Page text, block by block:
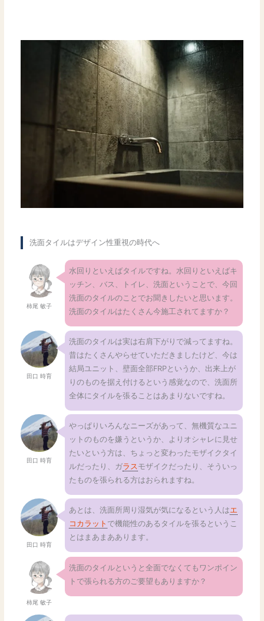
洗面タイルはデザイン性重視の時代へ
柿尾 敏子
水回りといえばタイルですね。水回りといえばキ
ッチン、バス、トイレ、洗面ということで、今回
洗面のタイルのことでお聞きしたいと思います。
洗面のタイルはたくさん今施工されてますか？
田口 時育
洗面のタイルは実は右肩下がりで減ってますね。
昔はたくさんやらせていただきましたけど、今は
結局ユニット、壁面全部FRPというか、出来上が
りのものを据え付けるという感覚なので、洗面所
全体にタイルを張ることはあまりないですね。
田口 時育
やっぱりいろんなニーズがあって、無機質なユニ
ットのものを嫌うというか、よりオシャレに見せ
たいという方は、ちょっと変わったモザイクタイ
ルだったり、ガラス モザイクだったり、そういっ
たものを張られる方はおられますね。
田口 時育
あとは、洗面所周り湿気が気になるという人はエ
コカラット で機能性のあるタイルを張るというこ
とはまあまああります。
柿尾 敏子
洗面のタイルというと全面でなくてもワンポイン
トで張られる方のご要望もありますか？